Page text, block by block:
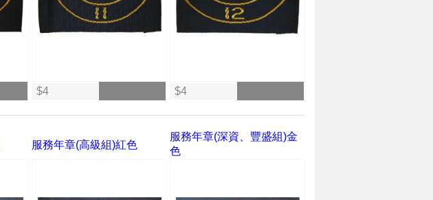
$4 $4
服務年章(高級組)紅色
服務年章(深資、豐盛組)金
色